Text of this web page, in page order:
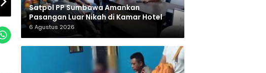
Satpol PP Sumbawa Amankan
Pasangan Luar Nikah di Kamar Hotel
6 Agustus 2026